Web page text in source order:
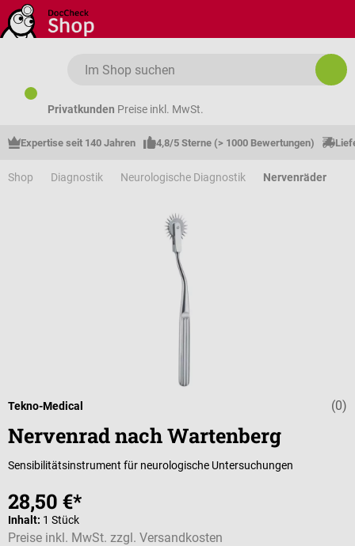
Zum Hauptinhalt springen
Privatkunden Preise inkl. MwSt.
Expertise seit 140 Jahren 4,8/5 Sterne (> 1000 Bewertungen)
Shop Diagnostik Neurologische Diagnostik Nervenräder
(0)
Tekno-Medical
Nervenrad nach Wartenberg
Sensibilitätsinstrument für neurologische Untersuchungen
28,50 €*
Inhalt: 1 Stück
Preise inkl. MwSt. zzgl. Versandkosten